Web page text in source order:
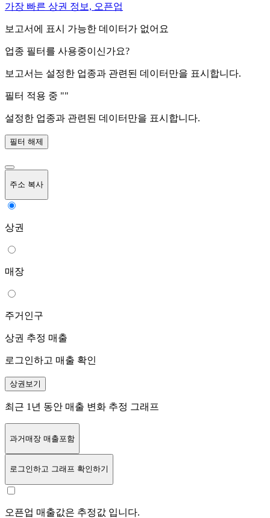
가장 빠른 상권 정보, 오픈업
보고서에 표시 가능한 데이터가 없어요
업종 필터를 사용중이신가요?
보고서는 설정한 업종과 관련된 데이터만을 표시합니다.
필터 적용 중 ""
설정한 업종과 관련된 데이터만을 표시합니다.
필터 해제
주소 복사
상권
매장
주거인구
상권 추정 매출
로그인하고 매출 확인
상권보기
최근 1년 동안 매출 변화 추정 그래프
과거매장 매출포함
로그인하고 그래프 확인하기
오픈업 매출값은 추정값 입니다.